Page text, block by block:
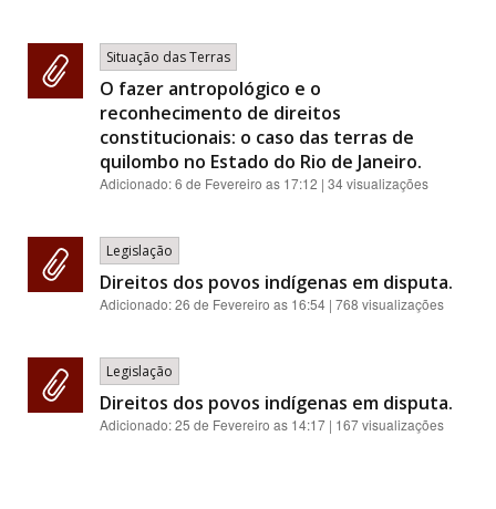
Situação das Terras
O fazer antropológico e o
reconhecimento de direitos
constitucionais: o caso das terras de
quilombo no Estado do Rio de Janeiro.
Adicionado:6 de Fevereiro as 17:12 | 34 visualizações
Legislação
Direitos dos povos indígenas em disputa.
Adicionado:26 de Fevereiro as 16:54 | 768 visualizações
Legislação
Direitos dos povos indígenas em disputa.
Adicionado:25 de Fevereiro as 14:17 | 167 visualizações